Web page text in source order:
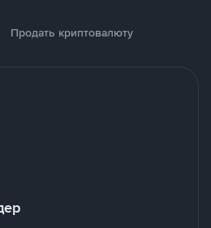
Продать криптовалюту